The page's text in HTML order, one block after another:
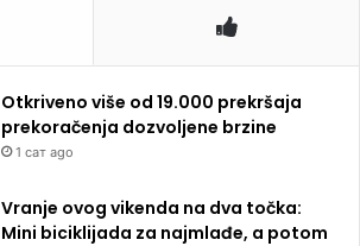
Otkriveno više od 19.000 prekršaja
prekoračenja dozvoljene brzine
1 сат ago
Vranje ovog vikenda na dva točka:
Mini biciklijada za najmlađe, a potom